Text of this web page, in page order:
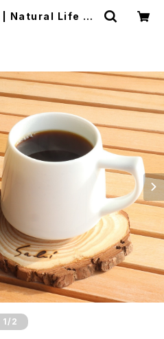
Natural Life St
1 /2